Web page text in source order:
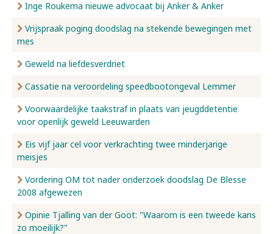
Inge Roukema nieuwe advocaat bij Anker & Anker
Vrijspraak poging doodslag na stekende bewegingen met
mes
Geweld na liefdesverdriet
Cassatie na veroordeling speedbootongeval Lemmer
Voorwaardelijke taakstraf in plaats van jeugddetentie
voor openlijk geweld Leeuwarden
Eis vijf jaar cel voor verkrachting twee minderjarige
meisjes
Vordering OM tot nader onderzoek doodslag De Blesse
2008 afgewezen
Opinie Tjalling van der Goot: "Waarom is een tweede kans
zo moeilijk?"